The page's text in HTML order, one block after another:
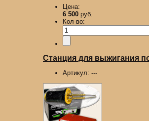
Цена:
6 500 руб.
Кол-во:
Станция для выжигания
Артикул: ---